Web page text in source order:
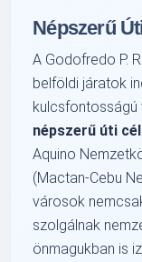
Népszerű
A Godofredo P.
belföldi járatok
kulcsfontosságú
népszerű úti
Aquino
(Mactan-Cebu
városok
szolgálnak
önmagukban is